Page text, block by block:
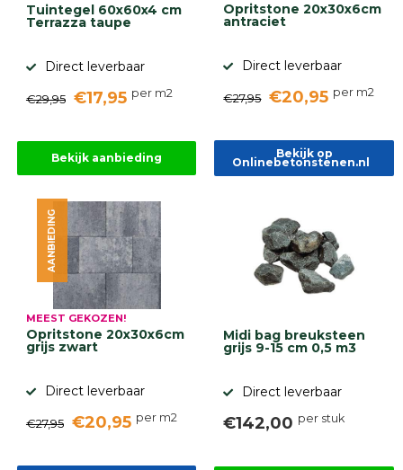
Tuintegel 60x60x4 cm
Terrazza taupe
Direct leverbaar
€29,95 €17,95 per m2
Bekijk aanbieding
Opritstone 20x30x6cm
antraciet
Direct leverbaar
€27,95 €20,95 per m2
Bekijk op
Onlinebetonstenen.nl
MEEST GEKOZEN!
Opritstone 20x30x6cm
grijs zwart
Direct leverbaar
€27,95 €20,95 per m2
AANBIEDING
Midi bag breuksteen
grijs 9-15 cm 0,5 m3
Direct leverbaar
€142,00 per stuk